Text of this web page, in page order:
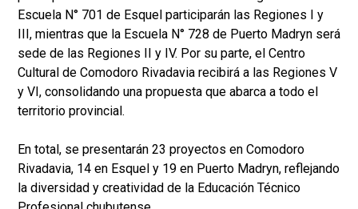
Escuela N° 701 de Esquel participarán las Regiones I y
III, mientras que la Escuela N° 728 de Puerto Madryn será
sede de las Regiones II y IV. Por su parte, el Centro
Cultural de Comodoro Rivadavia recibirá a las Regiones V
y VI, consolidando una propuesta que abarca a todo el
territorio provincial.
En total, se presentarán 23 proyectos en Comodoro
Rivadavia, 14 en Esquel y 19 en Puerto Madryn, reflejando
la diversidad y creatividad de la Educación Técnico